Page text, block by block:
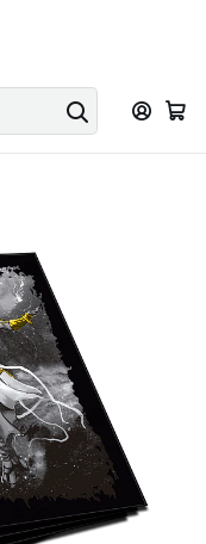
49.990 el envio es
TCG TOP DECK
LEGENDARIA